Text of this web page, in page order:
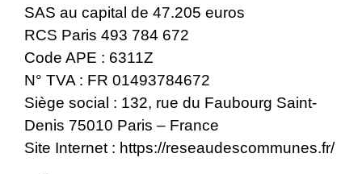
SAS au capital de 47.205 euros
RCS Paris 493 784 672
Code APE : 6311Z
N° TVA : FR 01493784672
Siège social : 132, rue du Faubourg Saint-
Denis 75010 Paris – France
Site Internet : https://reseaudescommunes.fr/